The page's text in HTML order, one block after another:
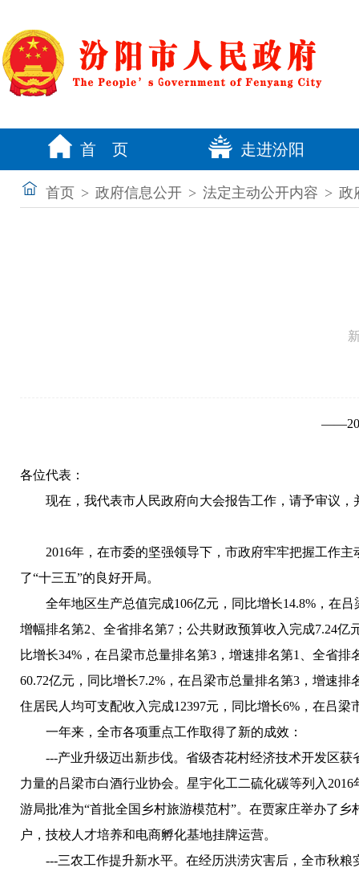
首 页 走进汾阳
首页 > 政府信息公开 > 法定主动公开内容 > 政
各位代表：
现在，我代表市人民政府向大会报告工作，请予审议，
2016年，在市委的坚强领导下，市政府牢牢把握工作主
了“十三五”的良好开局。
全年地区生产总值完成106亿元，同比增长14.8%，在吕
增幅排名第2、全省排名第7；公共财政预算收入完成7.24
比增长34%，在吕梁市总量排名第3，增速排名第1、全省
60.72亿元，同比增长7.2%，在吕梁市总量排名第3，增速
住居民人均可支配收入完成12397元，同比增长6%，在吕梁
一年来，全市各项重点工作取得了新的成效：
---产业升级迈出新步伐。省级杏花村经济技术开发区获
力量的吕梁市白酒行业协会。星宇化工二硫化碳等列入
游局批准为“首批全国乡村旅游模范村”。在贾家庄举办了
户，技校人才培养和电商孵化基地挂牌运营。
---三农工作提升新水平。在经历洪涝灾害后，全市秋粮